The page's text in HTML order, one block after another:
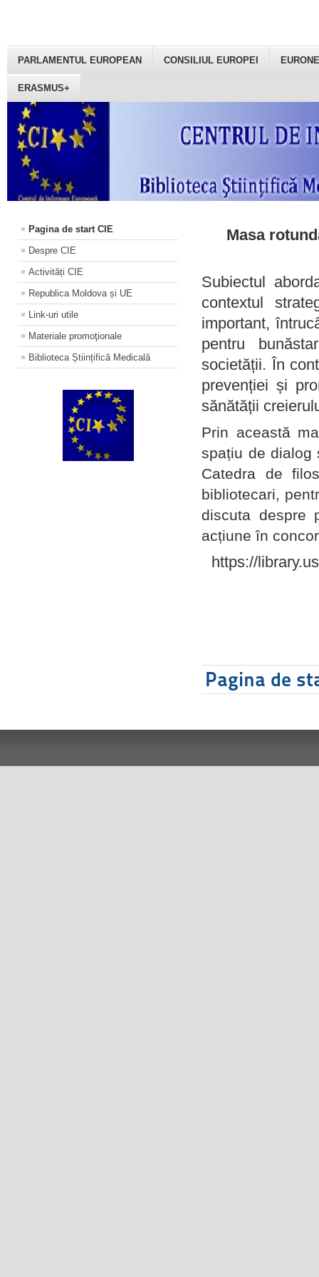
PARLAMENTUL EUROPEAN CONSILIUL EUROPEI
ERASMUS+
Pagina de start CIE
Despre CIE
Activități CIE
Republica Moldova și UE
Link-uri utile
Materiale promoţionale
Biblioteca Științifică Medicală
Masa
Subiectul
contextul
important,
pentru
societății. În
prevenției și
sănătății
Prin această
spațiu de dialog
Catedra de
bibliotecari,
discuta despre
acțiune în
https://
Pagina de